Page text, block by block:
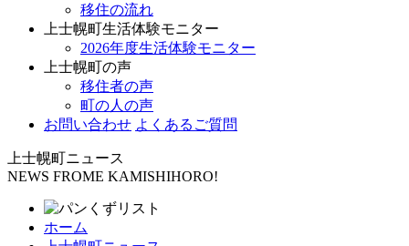
移住の流れ
上士幌町生活体験モニター
2026年度生活体験モニター
上士幌町の声
移住者の声
町の人の声
お問い合わせ よくあるご質問
上士幌町ニュース
NEWS FROME KAMISHIHORO!
ホーム